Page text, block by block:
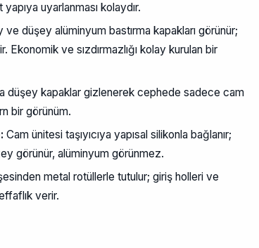
uyarlanması kolaydır.
ve düşey alüminyum bastırma kapakları görünür;
ve sızdırmazlığı kolay kurulan bir
düşey kapaklar gizlenerek cephede sadece cam
bir görünüm.
Cam ünitesi taşıyıcıya yapısal silikonla bağlanır;
görünür, alüminyum görünmez.
metal rotüllerle tutulur; giriş holleri ve
verir.